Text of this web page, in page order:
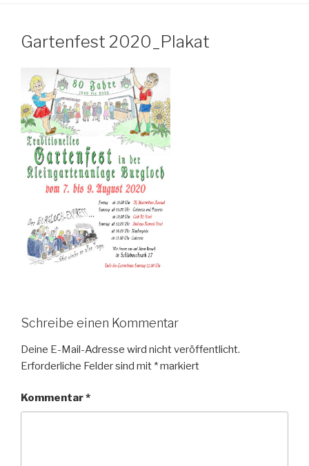
Gartenfest 2020_Plakat
Schreibe einen Kommentar
Deine E-Mail-Adresse wird nicht veröffentlicht.
Erforderliche Felder sind mit *markiert
Kommentar*